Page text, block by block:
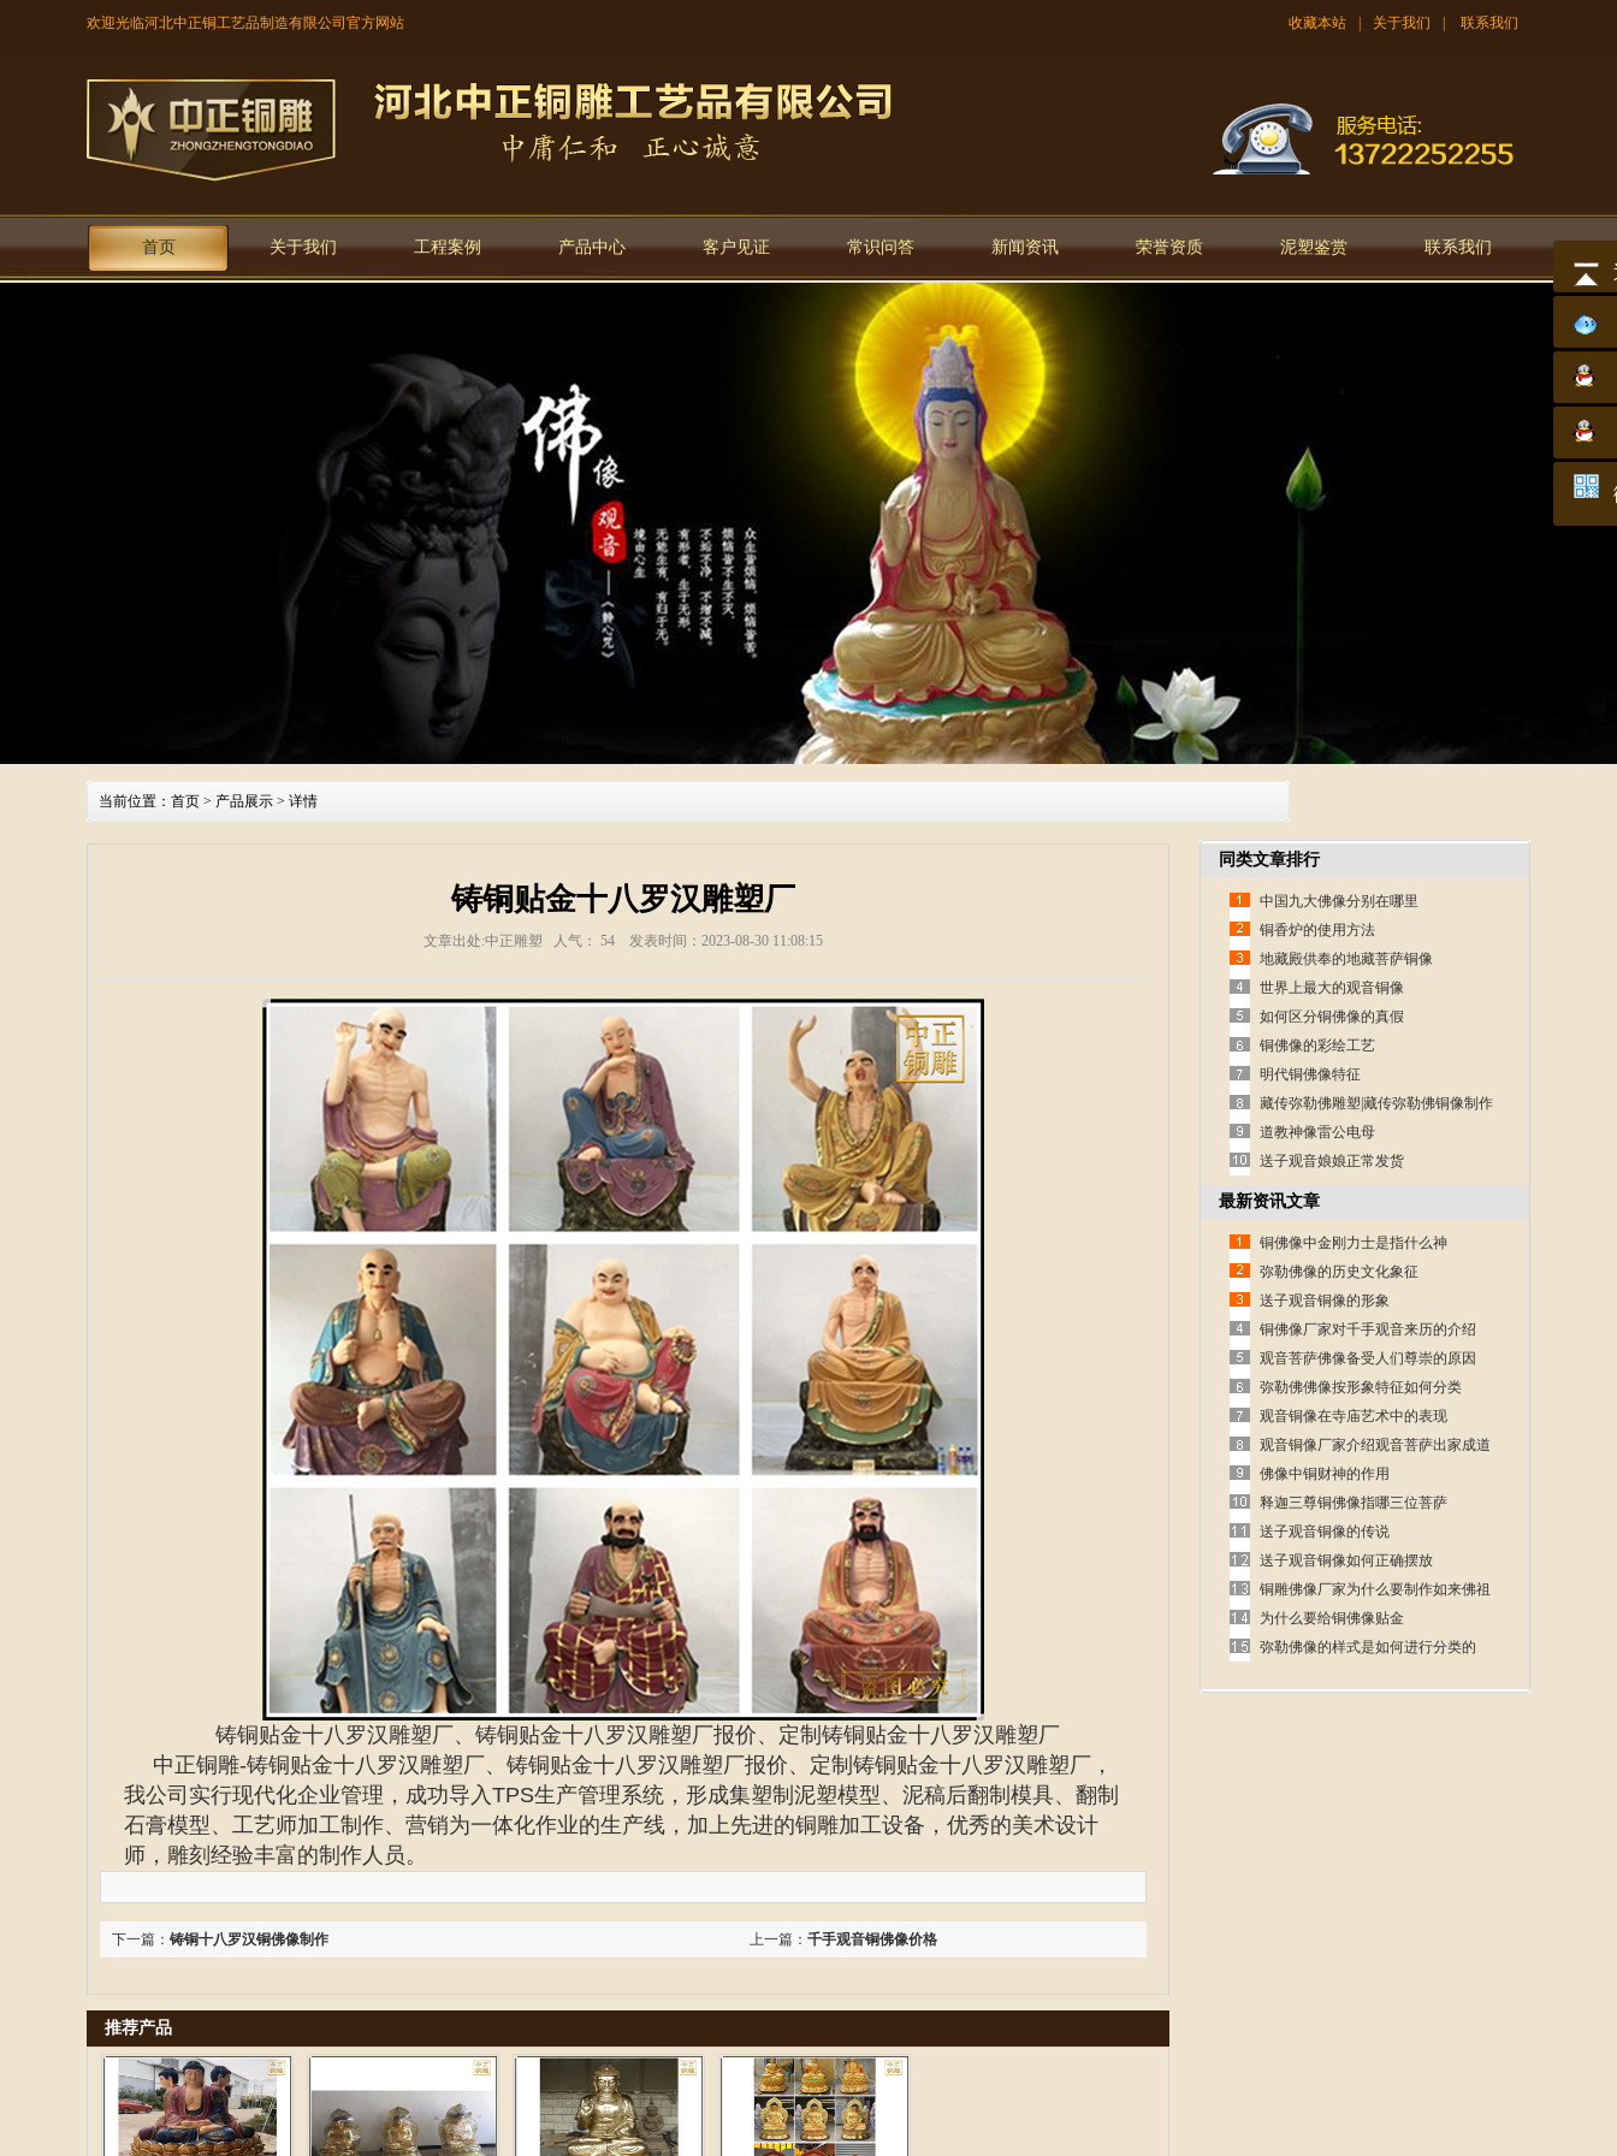
欢迎光临河北中正铜工艺品制造有限公司官方网站 收藏本站 关于我们 联系我们
首页 关于我们 工程案例 产品中心 客户见证 常识问答 新闻资讯 荣誉资质 泥塑鉴赏 联系我们
当前位置： 首页 > 产品展示 > 详情
铸铜贴金十八罗汉雕塑厂
文章出处:中正雕塑 人气： 54 发表时间：2023-08-30 11:08:15
铸铜贴金十八罗汉雕塑厂、铸铜贴金十八罗汉雕塑厂报价、定制铸铜贴金十八罗汉雕塑厂
中正铜雕-铸铜贴金十八罗汉雕塑厂、铸铜贴金十八罗汉雕塑厂报价、定制铸铜贴金十八罗汉雕塑厂 ，
我公司实行现代化企业管理，成功导入TPS生产管理系统，形成集塑制泥塑模型、泥稿后翻制模具、翻制
石膏模型、工艺师加工制作、营销为一体化作业的生产线，加上先进的铜雕加工设备，优秀的美术设计
师，雕刻经验丰富的制作人员。
上一篇： 千手观音铜佛像价格
下一篇： 铸铜十八罗汉铜佛像制作
推荐产品
同类文章排行
中国九大佛像分别在哪里
铜香炉的使用方法
地藏殿供奉的地藏菩萨铜像
世界上最大的观音铜像
如何区分铜佛像的真假
铜佛像的彩绘工艺
明代铜佛像特征
藏传弥勒佛雕塑|藏传弥勒佛铜像制作
道教神像雷公电母
送子观音娘娘正常发货
最新资讯文章
铜佛像中金刚力士是指什么神
弥勒佛像的历史文化象征
送子观音铜像的形象
铜佛像厂家对千手观音来历的介绍
观音菩萨佛像备受人们尊崇的原因
弥勒佛佛像按形象特征如何分类
观音铜像在寺庙艺术中的表现
观音铜像厂家介绍观音菩萨出家成道
的故事
佛像中铜财神的作用
释迦三尊铜佛像指哪三位菩萨
送子观音铜像的传说
送子观音铜像如何正确摆放
铜雕佛像厂家为什么要制作如来佛祖
呢
为什么要给铜佛像贴金
弥勒佛像的样式是如何进行分类的